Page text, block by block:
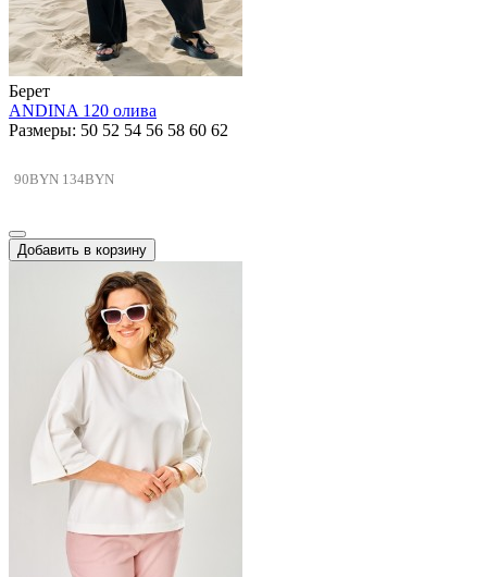
Берет
ANDINA 120 олива
Размеры: 50 52 54 56 58 60 62
90BYN 134BYN
Добавить в корзину